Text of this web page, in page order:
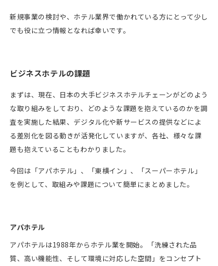
新規事業の検討や、ホテル業界で働かれている方にとって少し
でも役に立つ情報となれば幸いです。
ビジネスホテルの課題
まずは、現在、日本の大手ビジネスホテルチェーンがどのよう
な取り組みをしており、どのような課題を抱えているのかを調
査を実施した結果、デジタル化や新サービスの提供などによ
る差別化を図る動きが活発化していますが、各社、様々な課
題も抱えていることもわかりました。
今回は「アパホテル」、「東横イン」、「スーパーホテル」
を例として、取組みや課題について簡単にまとめました。
アパホテル
アパホテルは1988年からホテル業を開始。「洗練された品
質、高い機能性、そして環境に対応した空間」をコンセプト